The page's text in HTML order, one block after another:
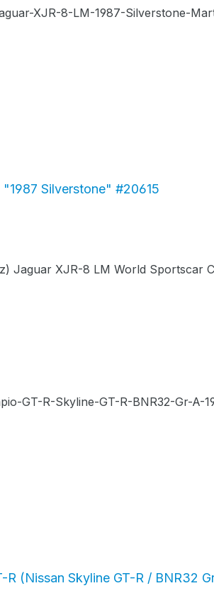
Silverstone" #20615
Jaguar XJR-8 LM World
R (Nissan Skyline GT-R / BNR32